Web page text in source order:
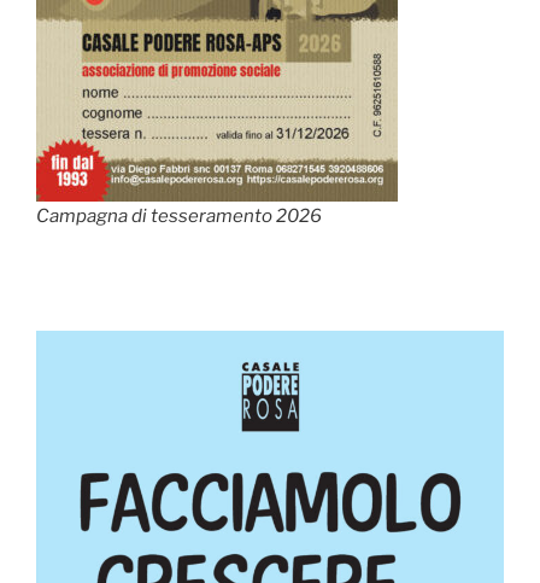
Campagna di tesseramento 2026